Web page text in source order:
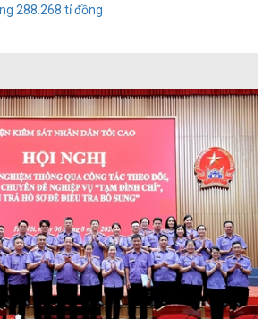
288.268 tỉ đồng